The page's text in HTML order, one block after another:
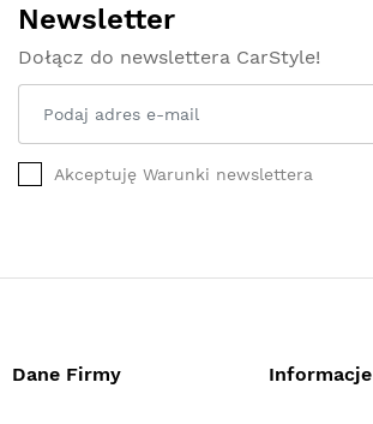
Newsletter
Dołącz do newslettera CarStyle!
Akceptuję Warunki newslettera
Dane Firmy Informacje